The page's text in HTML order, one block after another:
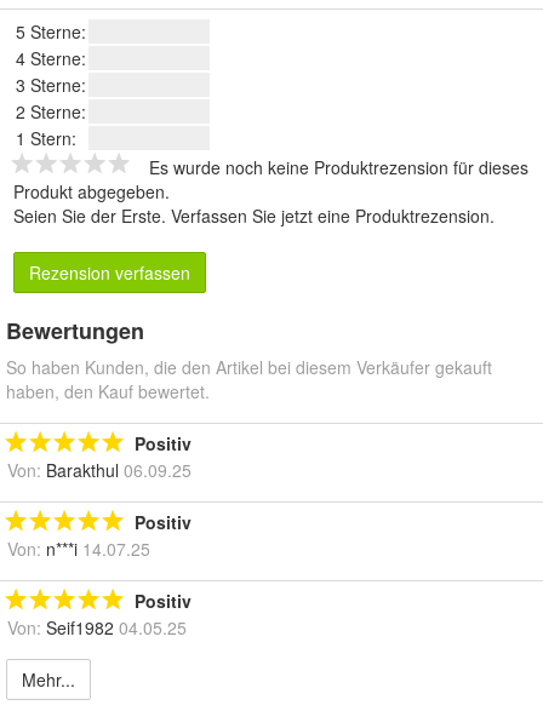
5 Sterne:
4 Sterne:
3 Sterne:
2 Sterne:
1 Stern:
Es wurde noch keine Produktrezension für dieses
Produkt abgegeben.
Seien Sie der Erste. Verfassen Sie jetzt eine Produktrezension.
Rezension verfassen
Bewertungen
So haben Kunden, die den Artikel bei diesem Verkäufer gekauft
haben, den Kauf bewertet.
Positiv
Von: Barakthul 06.09.25
Positiv
Von: n***i 14.07.25
Positiv
Von: Seif1982 04.05.25
Mehr...